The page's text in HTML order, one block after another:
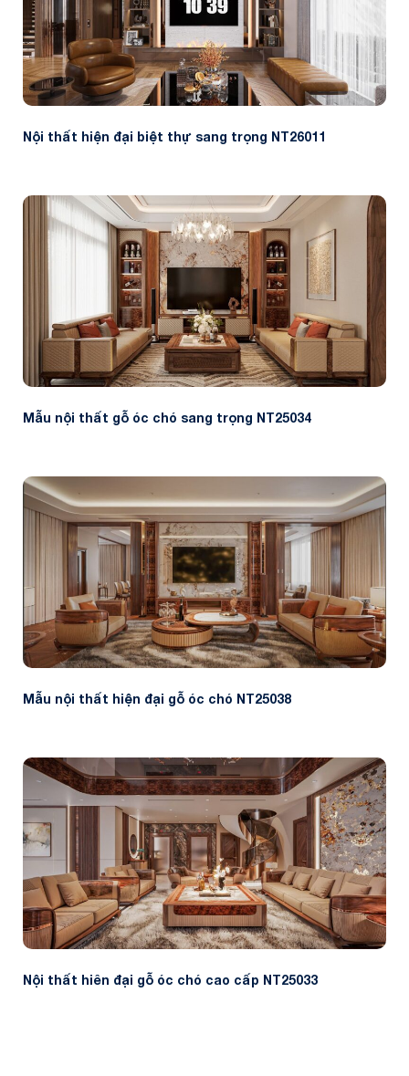
Nội thất hiện đại biệt thự sang trọng NT26011
Mẫu nội thất gỗ óc chó sang trọng NT25034
Mẫu nội thất hiện đại gỗ óc chó NT25038
Nội thất hiên đại gỗ óc chó cao cấp NT25033